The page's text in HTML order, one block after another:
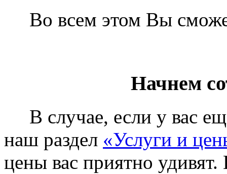
Во всем этом Вы
Начнем
В случае, если у вас
наш раздел «Услуги и
цены вас приятно